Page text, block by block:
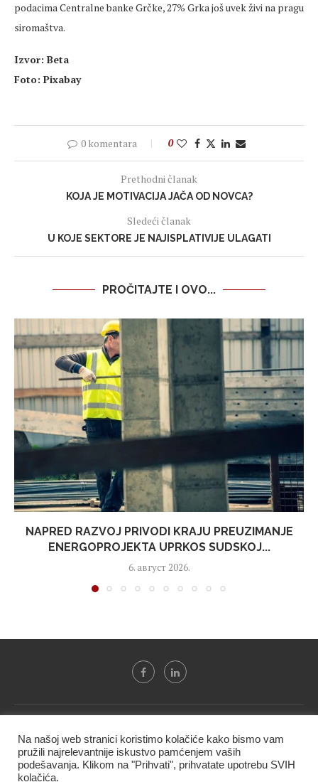
podacima Centralne banke Grčke, 27% Grka još uvek živi na pragu
siromaštva.
Izvor: Beta
Foto: Pixabay
0 komentara 0
Prethodni članak
KOJA JE MOTIVACIJA JAČA OD NOVCA?
Sledeći članak
U KOJE SEKTORE JE NAJISPLATIVIJE ULAGATI
PROČITAJTE I OVO...
NAPRED RAZVOJ PRIVODI KRAJU PREUZIMANJE
ENERGOPROJEKTA UPRKOS SUDSKOJ...
6. август 2026.
BIF PRESS doo" i ne smeju se presnositi niti koristiti, delimično
ni u celosti, bez izričite dozvole kompanije.
Na našoj web stranici koristimo kolačiće kako bismo vam
pružili najrelevantnije iskustvo pamćenjem vaših
podešavanja. Klikom na "Prihvati", prihvatate upotrebu SVIH
kolačića.